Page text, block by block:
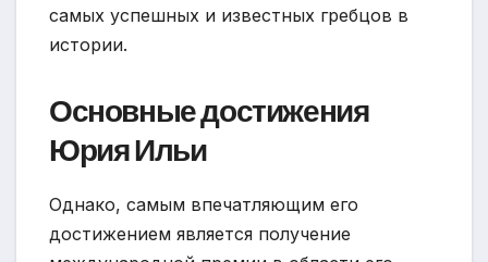
самых успешных и известных гребцов в
истории.
Основные достижения
Юрия Ильи
Однако, самым впечатляющим его
достижением является получение